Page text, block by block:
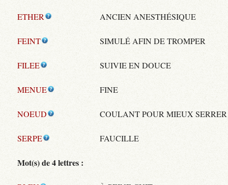
ETHER ANCIEN ANESTHÉSIQUE
FEINT SIMULÉ AFIN DE TROMPER
FILEE SUIVIE EN DOUCE
MENUE FINE
NOEUD COULANT POUR MIEUX
SERPE FAUCILLE
Mot(s) de 4 lettres :